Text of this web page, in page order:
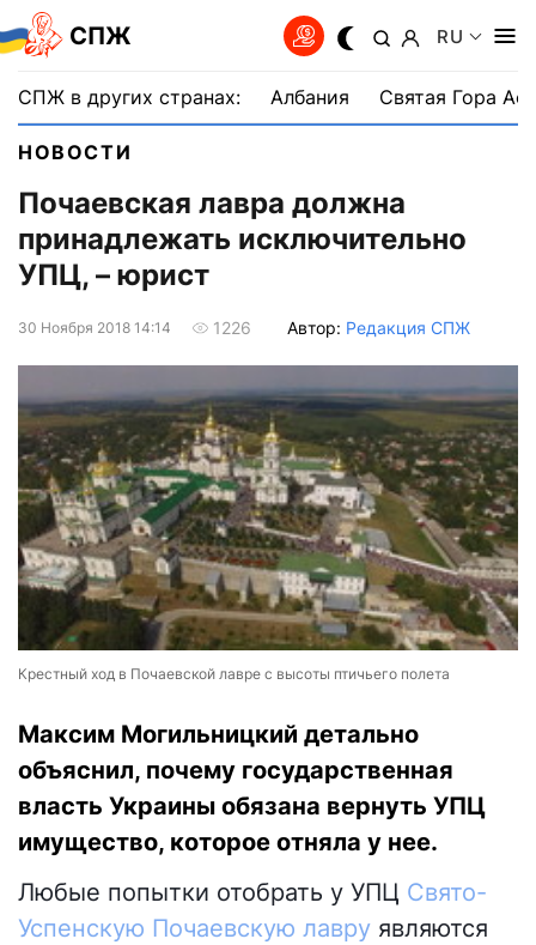
СПЖ RU
СПЖ в других странах: Албания Святая Гора
НОВОСТИ
Почаевская лавра должна
принадлежать исключительно
УПЦ, – юрист
30 Ноября 2018 14:14 1226 Автор: Редакция СПЖ
Крестный ход в Почаевской лавре с высоты птичьего полета
Максим Могильницкий детально
объяснил, почему государственная
власть Украины обязана вернуть УПЦ
имущество, которое отняла у нее.
Любые попытки отобрать у УПЦ Свято-
Успенскую Почаевскую лавру являются